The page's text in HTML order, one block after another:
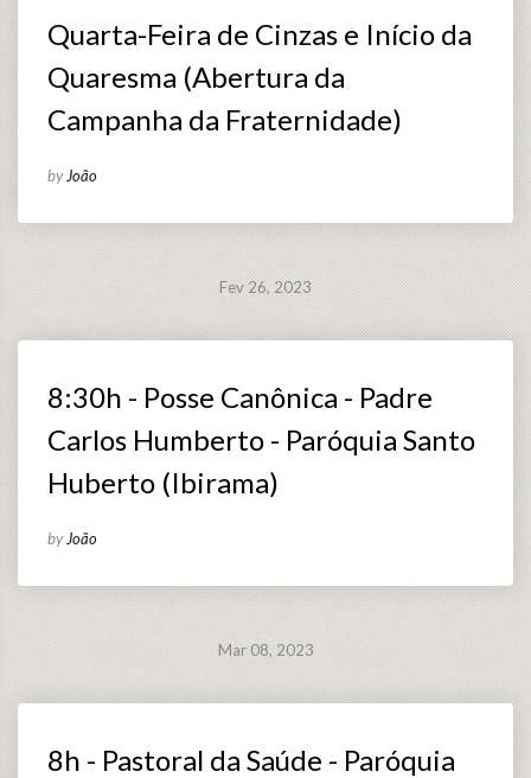
Quarta-Feira de Cinzas e Início da
Quaresma (Abertura da
Campanha da Fraternidade)
by João
Fev 26, 2023
8:30h - Posse Canônica - Padre
Carlos Humberto - Paróquia Santo
Huberto (Ibirama)
by João
Mar 08, 2023
8h - Pastoral da Saúde - Paróquia